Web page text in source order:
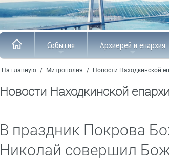
События Архиерей и епархия
На главную / Митрополия / Новости Находкинской
Новости Находкинской
В праздник Покрова
Николай совершил